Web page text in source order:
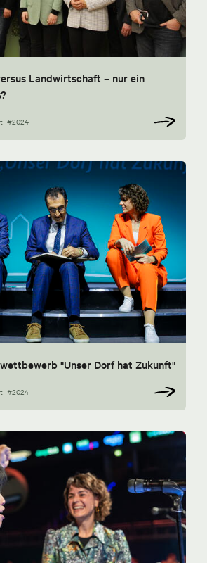
Landwirtschaft – nur ein
#2024
"Unser Dorf hat Zukunft"
#2024